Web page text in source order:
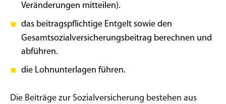
Veränderungen mitteilen).
das beitragspflichtige Entgelt sowie den
Gesamtsozialversicherungsbeitrag berechnen und
abführen.
die Lohnunterlagen führen.
Die Beiträge zur Sozialversicherung bestehen aus